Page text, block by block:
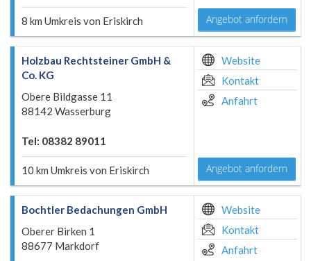
8 km Umkreis von Eriskirch Angebot anfordern
Holzbau Rechtsteiner GmbH &
Co. KG
Obere Bildgasse 11
88142 Wasserburg
Tel: 08382 89011
10 km Umkreis von Eriskirch
Website
Kontakt
Anfahrt
Angebot anfordern
Bochtler Bedachungen GmbH
Oberer Birken 1
88677 Markdorf
Website
Kontakt
Anfahrt